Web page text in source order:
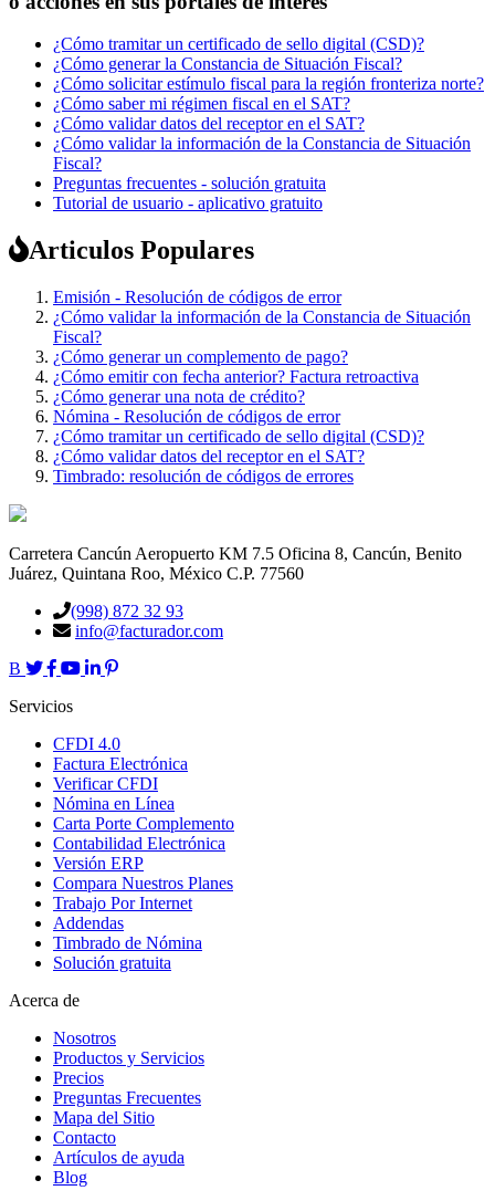
¿Cómo tramitar un certificado de sello digital (CSD)?
¿Cómo generar la Constancia de Situación Fiscal?
¿Cómo solicitar estímulo fiscal para la región fronteriza norte?
¿Cómo saber mi régimen fiscal en el SAT?
¿Cómo validar datos del receptor en el SAT?
¿Cómo validar la información de la Constancia de Situación
Fiscal?
Preguntas frecuentes - solución gratuita
Tutorial de usuario - aplicativo gratuito
Articulos Populares
Emisión - Resolución de códigos de error
¿Cómo validar la información de la Constancia de Situación
Fiscal?
¿Cómo generar un complemento de pago?
¿Cómo emitir con fecha anterior? Factura retroactiva
¿Cómo generar una nota de crédito?
Nómina - Resolución de códigos de error
¿Cómo tramitar un certificado de sello digital (CSD)?
¿Cómo validar datos del receptor en el SAT?
Timbrado: resolución de códigos de errores
Carretera Cancún Aeropuerto KM 7.5 Oficina 8, Cancún, Benito
Juárez, Quintana Roo, México C.P. 77560
(998) 872 32 93
info@facturador.com
B
Servicios
CFDI 4.0
Factura Electrónica
Verificar CFDI
Nómina en Línea
Carta Porte Complemento
Contabilidad Electrónica
Versión ERP
Compara Nuestros Planes
Trabajo Por Internet
Addendas
Timbrado de Nómina
Solución gratuita
Acerca de
Nosotros
Productos y Servicios
Precios
Preguntas Frecuentes
Mapa del Sitio
Contacto
Artículos de ayuda
Blog